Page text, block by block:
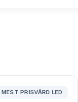
MEST PRISVÄRD LED